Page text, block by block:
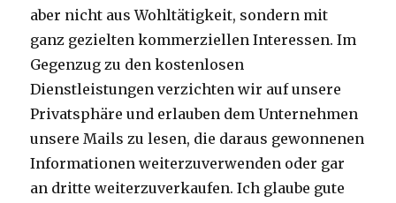
aber nicht aus Wohltätigkeit, sondern mit
ganz gezielten kommerziellen Interessen. Im
Gegenzug zu den kostenlosen
Dienstleistungen verzichten wir auf unsere
Privatsphäre und erlauben dem Unternehmen
unsere Mails zu lesen, die daraus gewonnenen
Informationen weiterzuverwenden oder gar
an dritte weiterzuverkaufen. Ich glaube gute